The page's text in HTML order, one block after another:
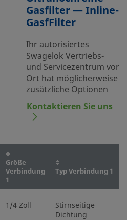
Gasfilter — Inline-
GasfFilter
Ihr autorisiertes
Swagelok Vertriebs-
und Servicezentrum vor
Ort hat möglicherweise
zusätzliche Optionen
Kontaktieren Sie uns
Größe
Verbindung
1
Typ Verbindung 1
1/4 Zoll
Stirnseitige
Dichtung